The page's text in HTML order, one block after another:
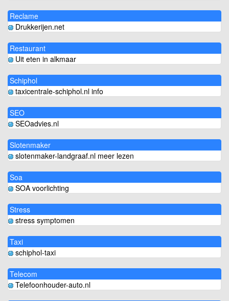
Reclame
Drukkerijen.net
Restaurant
Uit eten in alkmaar
Schiphol
taxicentrale-schiphol.nl info
SEO
SEOadvies.nl
Slotenmaker
slotenmaker-landgraaf.nl meer lezen
Soa
SOA voorlichting
Stress
stress symptomen
Taxi
schiphol-taxi
Telecom
Telefoonhouder-auto.nl